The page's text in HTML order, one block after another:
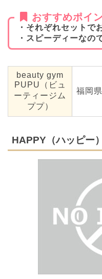
おすすめポイ
・それぞれセットで
・スピーディーなの
beauty gym
PUPU（ビュ
ーティージム
ププ）
福岡
HAPPY（ハッピー）